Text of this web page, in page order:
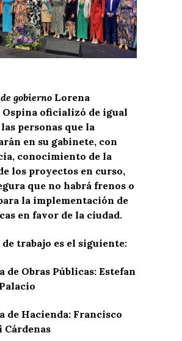
gobierno Lorena
Ospina oficializó de igual
personas que la
en su gabinete, con
conocimiento de la
los proyectos en curso,
que no habrá frenos o
la implementación de
en favor de la ciudad.
trabajo es el siguiente:
de Obras Públicas: Estefan
de Hacienda: Francisco
Cárdenas